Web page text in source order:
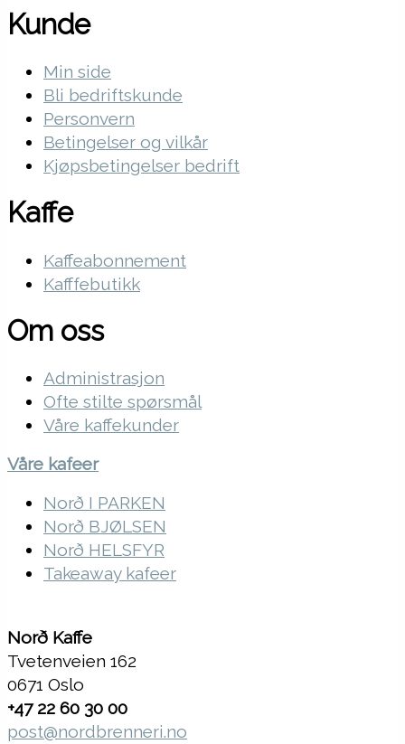
Kunde
Min side
Bli bedriftskunde
Personvern
Betingelser og vilkår
Kjøpsbetingelser bedrift
Kaffe
Kaffeabonnement
Kafffebutikk
Om oss
Administrasjon
Ofte stilte spørsmål
Våre kaffekunder
Våre kafeer
Norð I PARKEN
Norð BJØLSEN
Norð HELSFYR
Takeaway kafeer
Norð Kaffe
Tvetenveien 162
0671 Oslo
+47 22 60 30 00
post@nordbrenneri.no